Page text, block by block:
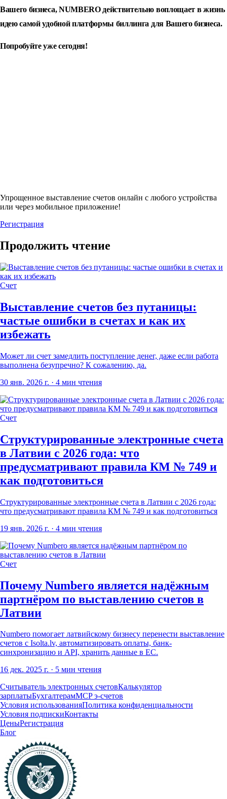
Вашего бизнеса, NUMBERO действительно воплощает в жизнь
идею самой удобной платформы биллинга для Вашего бизнеса.
Попробуйте уже сегодня!
Упрощенное выставление счетов онлайн с любого устройства
или через мобильное приложение!
Регистрация
Продолжить чтение
Счет
Выставление счетов без путаницы:
частые ошибки в счетах и как их
избежать
Может ли счет замедлить поступление денег, даже если работа
выполнена безупречно? К сожалению, да.
30 янв. 2026 г. · 4 мин чтения
Счет
Структурированные электронные счета
в Латвии с 2026 года: что
предусматривают правила КМ № 749 и
как подготовиться
Структурированные электронные счета в Латвии с 2026 года:
что предусматривают правила КМ № 749 и как подготовиться
19 янв. 2026 г. · 4 мин чтения
Счет
Почему Numbero является надёжным
партнёром по выставлению счетов в
Латвии
Numbero помогает латвийскому бизнесу перенести выставление
счетов с Isolta.lv, автоматизировать оплаты, банк-
синхронизацию и API, хранить данные в ЕС.
16 дек. 2025 г. · 5 мин чтения
Считыватель электронных счетовКалькулятор
зарплатыБухгалтерамMCP э-счетов
Условия использованияПолитика конфиденциальности
Условия подпискиКонтакты
ЦеныРегистрация
Блог